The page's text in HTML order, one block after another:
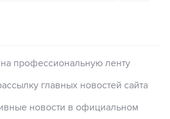
профессиональную ленту
главных новостей сайта
новости в официальном